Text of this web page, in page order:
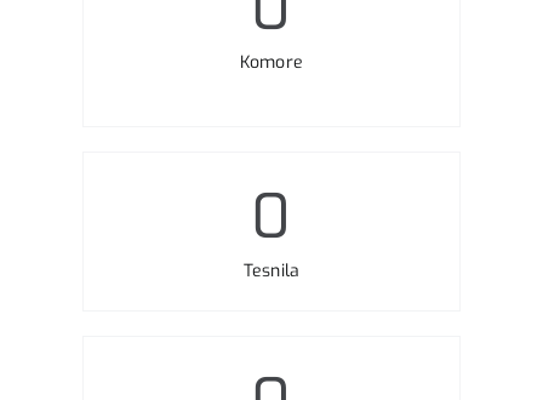
Komore
0
Tesnila